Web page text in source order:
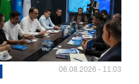
06.08.2026 - 11:03